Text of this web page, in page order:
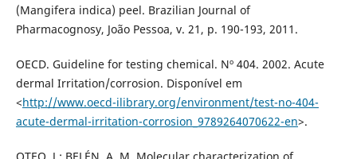
(Mangifera indica) peel. Brazilian Journal of
Pharmacognosy, João Pessoa, v. 21, p. 190-193, 2011.
OECD. Guideline for testing chemical. Nº 404. 2002. Acute
dermal Irritation/corrosion. Disponível em
<http://www.oecd-ilibrary.org/environment/test-no-404-
acute-dermal-irritation-corrosion_9789264070622-en>.